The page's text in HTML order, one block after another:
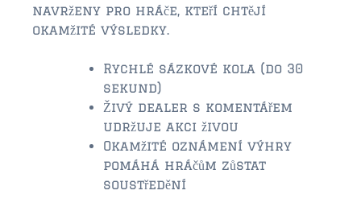
$2,000,000 and up
$150,000 and down
$150,000 – $350,000
$350,000 – $500,000
$500,000 – $750,000
navrženy pro hráče, kteří chtějí
okamžité výsledky.
Rychlé sázkové kola (do 30
sekund)
Živý dealer s komentářem
udržuje akci živou
Okamžité oznámení výhry
pomáhá hráčům zůstat
soustředění